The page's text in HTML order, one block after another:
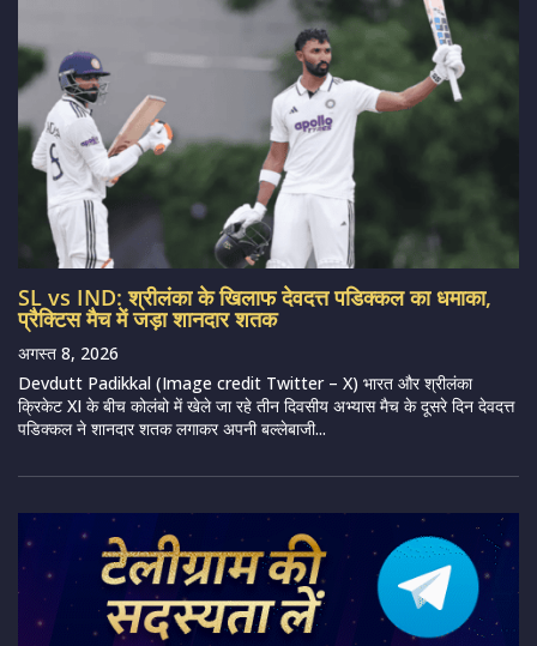
SL vs IND: श्रीलंका के खिलाफ देवदत्त पडिक्कल का धमाका,
प्रैक्टिस मैच में जड़ा शानदार शतक
अगस्त 8, 2026
Devdutt Padikkal (Image credit Twitter – X) भारत और श्रीलंका
क्रिकेट XI के बीच कोलंबो में खेले जा रहे तीन दिवसीय अभ्यास मैच के दूसरे दिन देवदत्त
पडिक्कल ने शानदार शतक लगाकर अपनी बल्लेबाजी...